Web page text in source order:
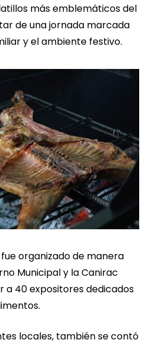
más emblemáticos del
de una jornada marcada
y el ambiente festivo.
organizado de manera
Municipal y la Canirac
a 40 expositores dedicados
locales, también se contó